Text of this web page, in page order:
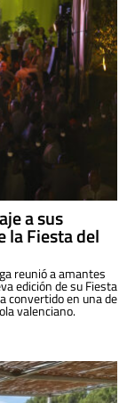
a sus
la Fiesta del
reunió a amantes
edición de su Fiesta
convertido en una de
valenciano.